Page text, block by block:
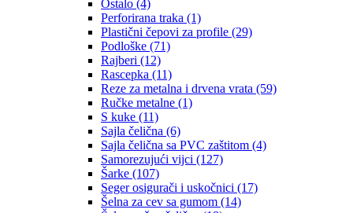
Ostalo (4)
Perforirana traka (1)
Plastični čepovi za profile (29)
Podloške (71)
Rajberi (12)
Rascepka (11)
Reze za metalna i drvena vrata (59)
Ručke metalne (1)
S kuke (11)
Sajla čelična (6)
Sajla čelična sa PVC zaštitom (4)
Samorezujući vijci (127)
Šarke (107)
Seger osigurači i uskočnici (17)
Šelna za cev sa gumom (14)